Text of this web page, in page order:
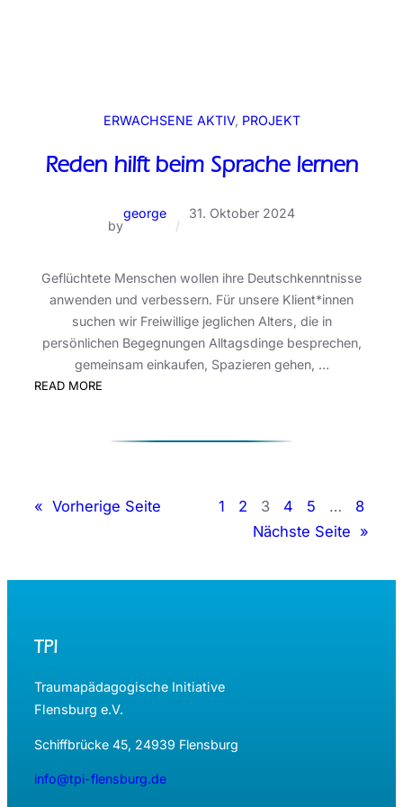
ERWACHSENE AKTIV, PROJEKT
Reden hilft beim Sprache lernen
by
george
/
31. Oktober 2024
Geflüchtete Menschen wollen ihre Deutschkenntnisse
anwenden und verbessern. Für unsere Klient*innen
suchen wir Freiwillige jeglichen Alters, die in
persönlichen Begegnungen Alltagsdinge besprechen,
gemeinsam einkaufen, Spazieren gehen, …
READ MORE
beim
« Vorherige Seite 1 2 3 4 5 …
8
Nächste Seite »
TPI
Traumapädagogische Initiative
Flensburg e.V.
Schiffbrücke 45, 24939 Flensburg
info@tpi-flensburg.de